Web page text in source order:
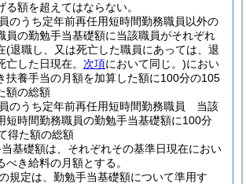
る額を超えてはならない。
のうち定年前再任用短時間勤務職員以外の
の勤勉手当基礎額に当該職員がそれぞれ
(退職し、又は死亡した職員にあっては、退
亡した日現在。 次項において同じ。)におい
扶養手当の月額を加算した額に100分の105
額の総額
のうち定年前再任用短時間勤務職員 当該
短時間勤務職員の勤勉手当基礎額に100分
得た額の総額
基礎額は、それぞれその基準日現在におい
べき給料の月額とする。
規定は、勤勉手当基礎額について準用す